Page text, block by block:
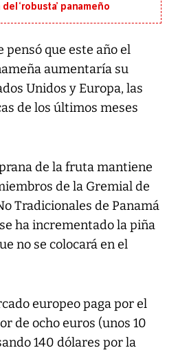
‘robusta’ panameño
pensó que este año el
aumentaría su
Unidos y Europa, las
de los últimos meses
de la fruta mantiene
de la Gremial de
Tradicionales de Panamá
ha incrementado la piña
no se colocará en el
europeo paga por el
de ocho euros (unos 10
140 dólares por la